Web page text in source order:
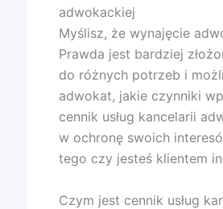
adwokackiej
Myślisz, że wynajęcie
Prawda jest bardziej
do różnych potrzeb i
adwokat, jakie czynniki
cennik usług kancelarii
w ochronę swoich
tego czy jesteś klientem
Czym jest cennik usług